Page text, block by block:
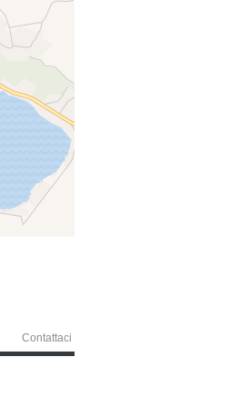
Contattaci